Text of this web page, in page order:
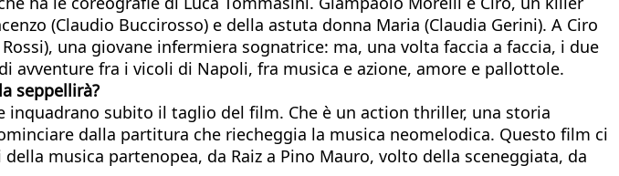
(Claudio Buccirosso) e della astuta donna Maria (Claudia Gerini). A Ciro
una giovane infermiera sognatrice: ma, una volta faccia a faccia, i due
avventure fra i vicoli di Napoli, fra musica e azione, amore e pallottole.
seppellirà?
subito il taglio del film. Che è un action thriller, una storia
dalla partitura che riecheggia la musica neomelodica. Questo film ci
musica partenopea, da Raiz a Pino Mauro, volto della sceneggiata, da